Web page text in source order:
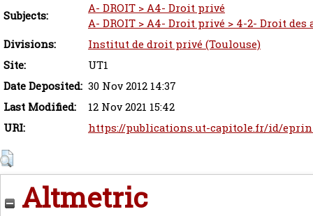
Subjects:
A- DROIT > A4- Droit privé
A- DROIT > A4- Droit privé > 4-2- Droit
Divisions:
Institut de droit privé (Toulouse)
Site:
UT1
Date Deposited: 30 Nov 2012 14:37
Last Modified:
12 Nov 2021 15:42
URI:
https://publications.ut-capitole.fr/id/
Altmetric